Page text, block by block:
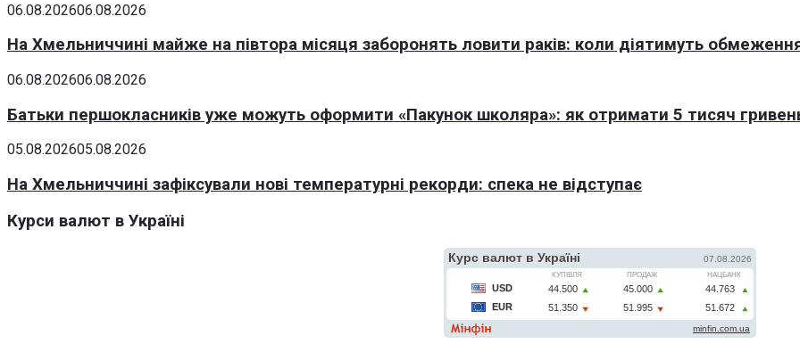
06.08.202606.08.2026
На Хмельниччині майже на півтора місяця заборонять ловити раків: коли діятимуть
06.08.202606.08.2026
Батьки першокласників уже можуть оформити «Пакунок школяра»: як отримати 5 тисяч
05.08.202605.08.2026
На Хмельниччині зафіксували нові температурні рекорди: спека не відступає
Курси валют в Україні